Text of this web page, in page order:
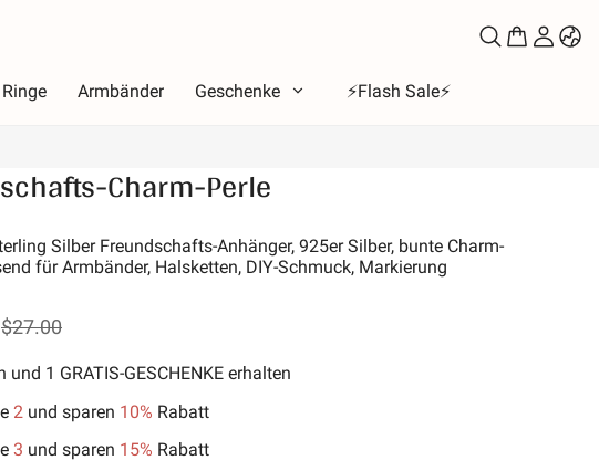
Ringe Armbänder Geschenke ⚡️Flash Sale⚡️
Thema
Leuchtend
Alphabet
Stern Mond & Sonne
Urlaub
Tiere & Haustiere
Hobbys
Charm-Perle
Silber Freundschafts-Anhänger, 925er Silber, bunte Charm-
für Armbänder, Halsketten, DIY-Schmuck, Markierung
$27.00
und 1 GRATIS-GESCHENKE erhalten
2 und sparen 10% Rabatt
3 und sparen 15% Rabatt